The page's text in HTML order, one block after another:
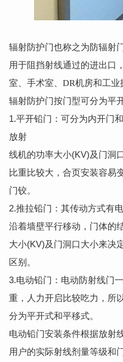
辐射防护门也称之为防辐射
用于阻挡射线通过的进出口
室、手术室、DR机房和工业
辐射防护门按门型可分为平
1.平开铅门：可分为内开门
放射
线机的功率大小(KV)及门洞
比重比较大，合页安装容易
门铰。
2.推拉铅门：其传动方式有
沿着墙壁平行移动，门体的
大小(KV)及门洞口大小来决
区别。
3.电动铅门：电动防射线门
重，人力开启比较吃力，所
分为平开式和平移式。
电动铅门安装条件根据放射
用户的实际射线剂量等级和